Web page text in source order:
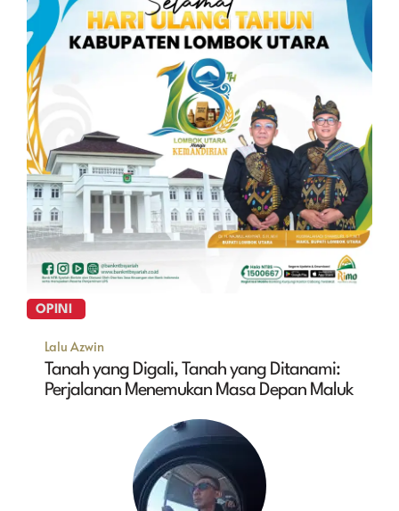
OPINI
Lalu Azwin
Tanah yang Digali, Tanah yang Ditanami:
Perjalanan Menemukan Masa Depan Maluk